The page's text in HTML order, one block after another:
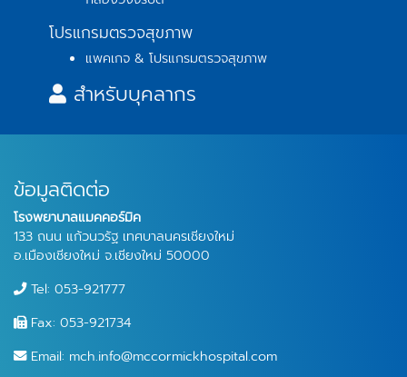
โปรแกรมตรวจสุขภาพ
แพคเกจ & โปรแกรมตรวจสุขภาพ
สำหรับบุคลากร
ข้อมูลติดต่อ
โรงพยาบาลแมคคอร์มิค
133 ถนน แก้วนวรัฐ เทศบาลนครเชียงใหม่
อ.เมืองเชียงใหม่ จ.เชียงใหม่ 50000
Tel: 053-921777
Fax: 053-921734
Email: mch.info@mccormickhospital.com